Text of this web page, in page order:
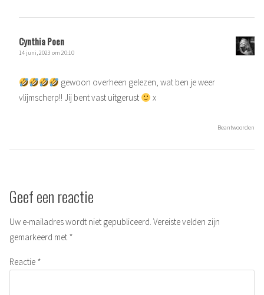
Cynthia Poen
14 juni, 2023 om 20:10
gewoon overheen gelezen, wat ben je weer
vlijmscherp!! Jij bent vast uitgerust
x
Beantwoorden
Geef een reactie
Uw e-mailadres wordt niet gepubliceerd. Vereiste velden zijn
gemarkeerd met *
Reactie *